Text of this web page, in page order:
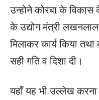
उन्होने कोरबा के
के उद्योग मंत्री
मिलाकर कार्य किया
सही गति व दिशा दी।
यहॉं यह भी उल्लेख